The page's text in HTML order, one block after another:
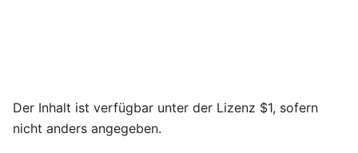
Der Inhalt ist verfügbar unter der Lizenz $1, sofern
nicht anders angegeben.